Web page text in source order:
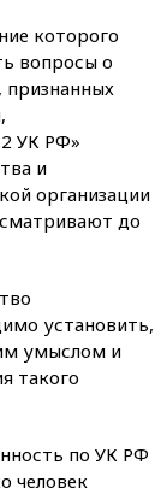
которого
вопросы о
признанных
УК РФ»
и
организации
до
установить,
умыслом и
такого
по УК РФ
человек